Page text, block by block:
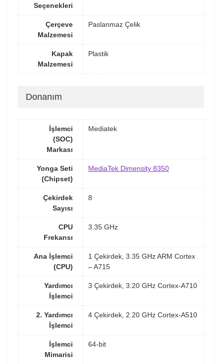
Seçenekleri
Çerçeve
Malzemesi
Paslanmaz Çelik
Kapak
Malzemesi
Plastik
Donanım
İşlemci
(SOC)
Markası
Mediatek
Yonga Seti
(Chipset)
MediaTek Dimensity 8350
Çekirdek
Sayısı
8
CPU
Frekansı
3.35 GHz
Ana İşlemci
(CPU)
1 Çekirdek, 3.35 GHz ARM Cortex
– A715
Yardımcı
İşlemci
3 Çekirdek, 3.20 GHz Cortex-A710
2. Yardımcı
İşlemci
4 Çekirdek, 2.20 GHz Cortex-A510
İşlemci
Mimarisi
64-bit